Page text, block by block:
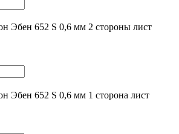
Эбен 652 S 0,6 мм 2 стороны лист
Эбен 652 S 0,6 мм 1 сторона лист